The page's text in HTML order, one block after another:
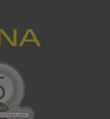
Google LLC
www.google.com